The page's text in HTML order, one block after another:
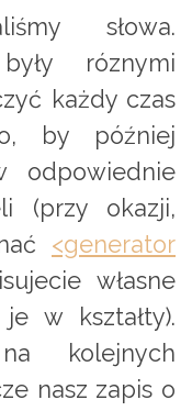
słowa.
róznymi
każdy czas
by później
odpowiednie
(przy okazji,
<generator
własne
w kształty).
kolejnych
nasz zapis o